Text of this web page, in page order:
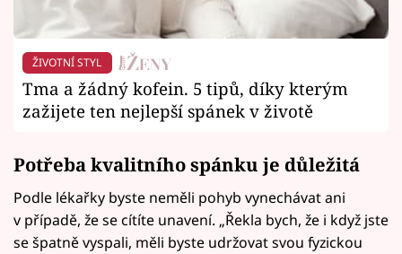
ŽIVOTNÍ STYL
Tma a žádný kofein. 5 tipů, díky kterým
zažijete ten nejlepší spánek v životě
Potřeba kvalitního spánku je důležitá
Podle lékařky byste neměli pohyb vynechávat ani
v případě, že se cítíte unavení. „Řekla bych, že i když jste
se špatně vyspali, měli byste udržovat svou fyzickou